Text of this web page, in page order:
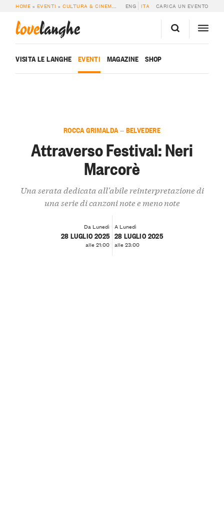
HOME » EVENTI »CULTURA & CINEMA » ATTRAVERSO FESTIVAL: NERI
ENG ITA CARICA UN EVENTO
lovelanghe
VISITA LE LANGHE EVENTI MAGAZINE SHOP
ROCCA GRIMALDA — BELVEDERE
Attraverso Festival: Neri
Marcorè
Una serata dedicata all'abile reinterpretazione di
una serie di canzoni note e meno note
Da Lunedì
28 LUGLIO 2025
alle 21:00
A Lunedì
28 LUGLIO 2025
alle 23:00